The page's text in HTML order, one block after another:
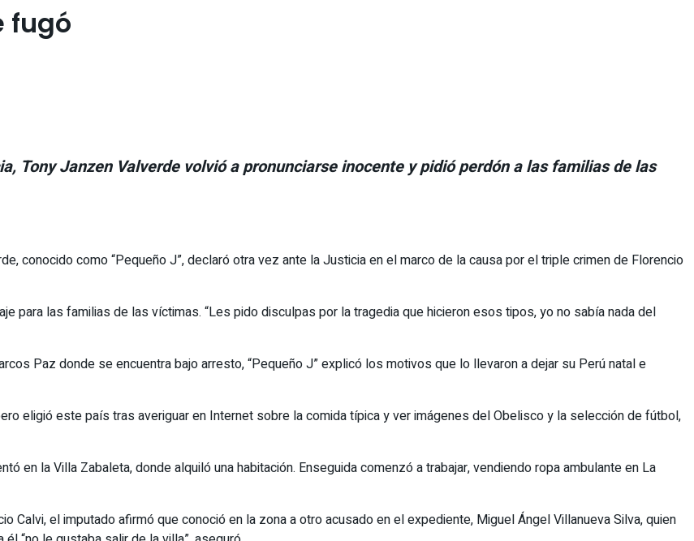
fugó
Tony Janzen Valverde volvió a pronunciarse inocente y pidió perdón a las familias de las
conocido como “Pequeño J”, declaró otra vez ante la Justicia en el marco de la causa por el triple crimen de Florencio
para las familias de las víctimas. “Les pido disculpas por la tragedia que hicieron esos tipos, yo no sabía nada del
Paz donde se encuentra bajo arresto, “Pequeño J” explicó los motivos que lo llevaron a dejar su Perú natal e
eligió este país tras averiguar en Internet sobre la comida típica y ver imágenes del Obelisco y la selección de fútbol,
en la Villa Zabaleta, donde alquiló una habitación. Enseguida comenzó a trabajar, vendiendo ropa ambulante en La
el imputado afirmó que conoció en la zona a otro acusado en el expediente, Miguel Ángel Villanueva Silva, quien